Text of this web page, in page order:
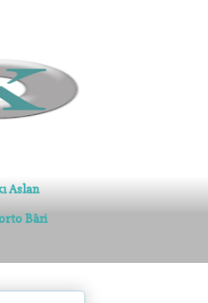
Aslan
Bâri